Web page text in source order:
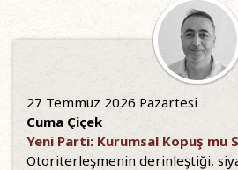
27 Temmuz 2026 Pazartesi
Cuma Çiçek
Yeni Parti: Kurumsal Kopuş mu
Otoriterleşmenin derinleştiği,